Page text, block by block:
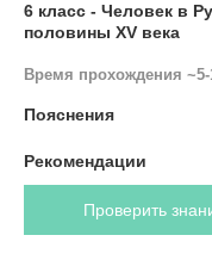
6 класс - Человек в
половины XV века
Время прохождения
Пояснения
Рекомендации
Проверить